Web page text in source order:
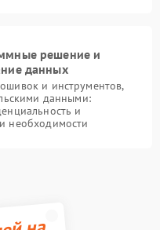
решение и
данных
и инструментов,
данными:
и
необходимости